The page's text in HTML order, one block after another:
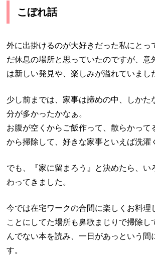
こぼれ話
外に出掛けるのが大好きだった私にとっ
だ休息の場所と思っていたのですが、意
は新しい発見や、楽しみが溢れていまし
少し前までは、家事は諦めの中、しかた
分が多かったかなぁ。
お腹が空くからご飯作って、散らかって
から掃除して、好きな家事といえば洗濯
でも、『家に留まろう』と決めたら、い
わってきました。
今では在宅ワークの合間に楽しくお料理
ことにしてた場所も鼻歌まじりで掃除し
んでない本を読み、一日があっという間
す。